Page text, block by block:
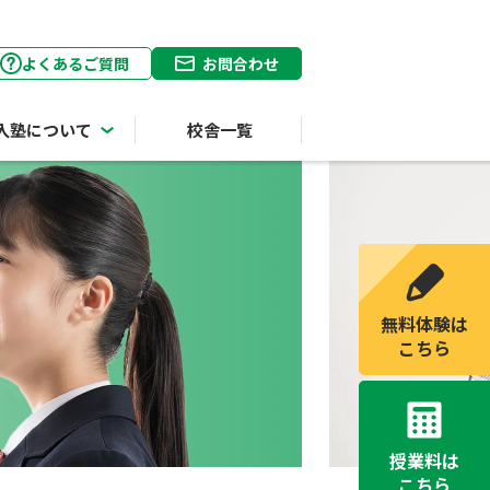
塾について 校舎一覧
よくあるご質問 お問合わせ
無料体験は
こちら
授業料は
こちら